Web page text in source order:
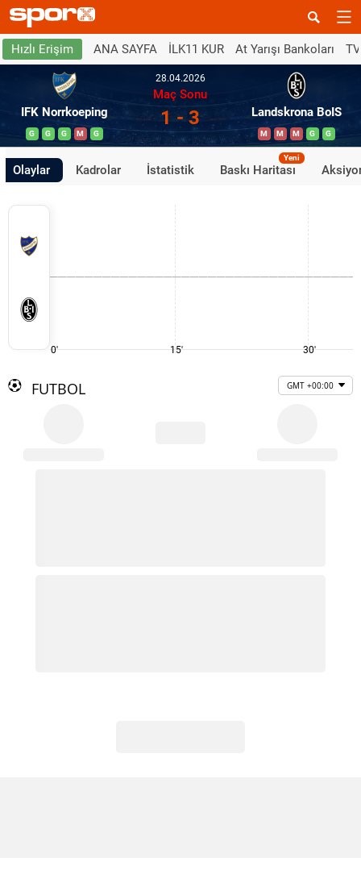
Hızlı Erişim ANA SAYFA İLK11 KUR At Yarışı Bankoları
IFK Norrkoeping
G G G M G
28.04.2026
Maç Sonu
1 - 3 Landskrona BoIS
M M M G G
Olaylar Kadrolar İstatistik Baskı Haritası
Yeni
0' 15' 30'
FUTBOL GMT +00:00